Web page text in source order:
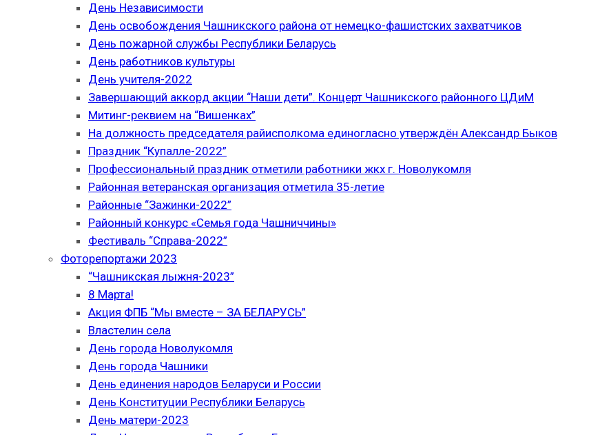
День Независимости
День освобождения Чашникского района от немецко-фашистских захватчиков
День пожарной службы Республики Беларусь
День работников культуры
День учителя-2022
Завершающий аккорд акции “Наши дети”. Концерт Чашникского районного ЦДиМ
Митинг-реквием на “Вишенках”
На должность председателя райисполкома единогласно утверждён Александр Быков
Праздник “Купалле-2022”
Профессиональный праздник отметили работники жкх г. Новолукомля
Районная ветеранская организация отметила 35-летие
Районные “Зажинки-2022”
Районный конкурс «Семья года Чашниччины»
Фестиваль “Справа-2022”
Фоторепортажи 2023
“Чашникская лыжня-2023”
8 Марта!
Акция ФПБ “Мы вместе – ЗА БЕЛАРУСЬ”
Властелин села
День города Новолукомля
День города Чашники
День единения народов Беларуси и России
День Конституции Республики Беларусь
День матери-2023